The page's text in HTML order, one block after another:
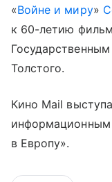
«Войне и миру»
к 60-летию
Толстого.
Кино Mail
информационным
в Европу».